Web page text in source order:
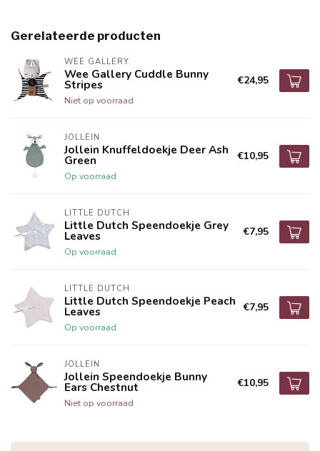
Gerelateerde producten
WEE GALLERY
Wee Gallery Cuddle Bunny
Stripes
Niet op voorraad
€24,95
JOLLEIN
Jollein Knuffeldoekje Deer Ash
Green
Op voorraad
€10,95
LITTLE DUTCH
Little Dutch Speendoekje Grey
Leaves
Op voorraad
€7,95
LITTLE DUTCH
Little Dutch Speendoekje Peach
Leaves
Op voorraad
€7,95
JOLLEIN
Jollein Speendoekje Bunny
Ears Chestnut
Niet op voorraad
€10,95